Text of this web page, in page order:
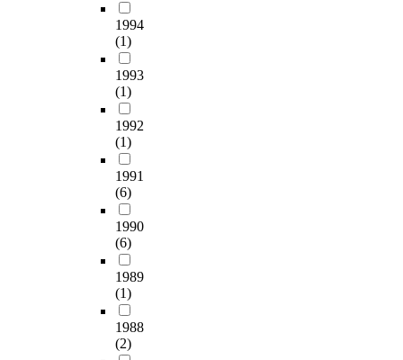
1994
(1)
1993
(1)
1992
(1)
1991
(6)
1990
(6)
1989
(1)
1988
(2)